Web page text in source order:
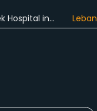
in… Lebanon